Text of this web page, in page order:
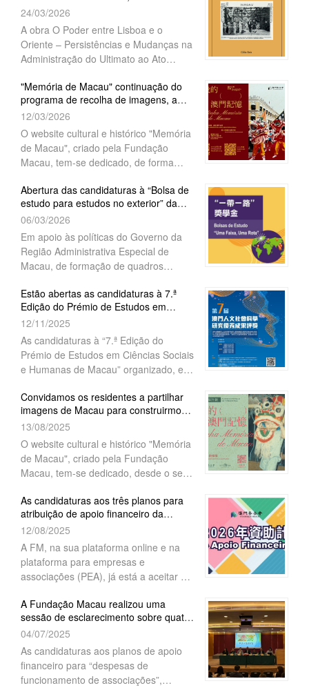
de funcionamento de associações”,
“projectos académicos”, “intercâmbios”
e “actividades comunitárias”, no ano de
2027. As candidaturas ao apoio
financeiro para despesas de
funcionamento de associações têm
início a partir do próximo dia 15 de
Junho,
fase poderão submeter pedidos
relativos a actividades a realizar entre
os meses de Setembro e Dezembro de
2026.
"Colecção Estudos de Ma...
24/03/2026
A obra O Poder entre Lisboa e o
Oriente – Persistências e Mudanças na
Administração do Ultimato ao Ato
recentemente publicada no âmbito da
colecção "Estudos de Macau". Uma
coedição da Fundação Macau e do
Centro Científico e Cultural de Macau,
I.P., o livro aborda a evolução e as
práticas dos sistemas administrativos
"Memória de Macau" continuação do
programa de recolha de imagens, a
longo prazo, sobre o tema " Minh...
12/03/2026
O website cultural e histórico "Memória
de Macau", criado pela Fundação
Macau, tem-se dedicado, de forma
material histórico e cultural relacionado
com Macau. Para engrandecer, ainda
mais, os conteúdos da plataforma, o
website lançará uma vez mais, em
2026, o Programa de
Abertura das candidaturas à “Bolsa de
estudo para estudos no exterior” da
série de bolsas de estudo ...
06/03/2026
Em apoio às políticas do Governo da
Região Administrativa Especial de
Macau, de formação de quadros
continuar a atribuir 20 “bolsas de
estudo para estudos no exterior”, da
série de bolsas de estudo “Uma Faixa,
Uma Rota”, no ano de 2026. As
candidaturas decorrem entre 9 a 27 de
Março de 2026.
Estão abertas as candidaturas à 7.ª
Edição do Prémio de Estudos em
Ciências Sociais e Humanas de Ma...
12/11/2025
As candidaturas à “7.ª Edição do
Prémio de Estudos em Ciências Sociais
e Humanas de Macau” organizado, em
Social Sciences in China Press,
encontram-se abertas a partir desta
data até 30 de Dezembro de 2025.
Convidamos os residentes a partilhar
imagens de Macau para construirmos
juntos uma memória
Programa de recolha de imagens a
longo prazo " Minha Memória de
Macau"
13/08/2025
O website cultural e histórico "Memória
de Macau", criado pela Fundação
Macau, tem-se dedicado, desde o seu
plataforma de colaboração intersetorial
e multicanal, trabalhando com escolas,
As candidaturas aos três planos para
atribuição de apoio financeiro da
Fundação Macau para o ano 202...
12/08/2025
A FM, na sua plataforma online e na
plataforma para empresas e
associações (PEA), já está a aceitar as
financeiro aos três planos -“Projectos
académicos”, “Actividades
comunitárias” e “Intercâmbios”, sendo
que as mesmas terminam a 15 de
Agosto de 2025, às 17h30.
A Fundação Macau realizou uma
sessão de esclarecimento sobre quatro
planos de apoio financeiro
04/07/2025
As candidaturas aos planos de apoio
financeiro para “despesas de
funcionamento de associações”,